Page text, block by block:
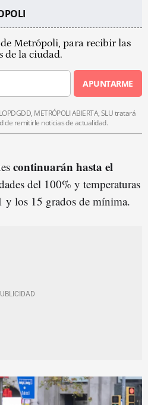
Metrópoli, para recibir las
de la ciudad.
APUNTARME
METRÓPOLI ABIERTA, SLU tratará
de remitirle noticias de actualidad.
continuarán hasta el
del 100% y temperaturas
y los 15 grados de mínima.